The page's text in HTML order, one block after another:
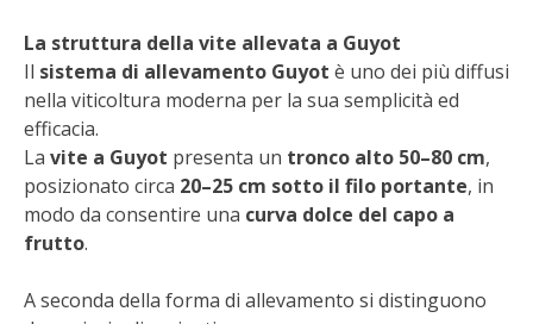
SCONTI NOVEMBRE
COMPO
HUSQVARNA
ZAPI GARDEN
BENZA
La struttura della vite allevata a Guyot
Il sistema di allevamento Guyot è uno dei più diffusi
nella viticoltura moderna per la sua semplicità ed
efficacia.
La vite a Guyot presenta un tronco alto 50–80 cm,
posizionato circa 20–25 cm sotto il filo portante, in
modo da consentire una curva dolce del capo a
frutto.
A seconda della forma di allevamento si distinguono